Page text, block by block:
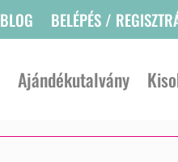
BLOG BELÉPÉS /
Ajándékutalvány